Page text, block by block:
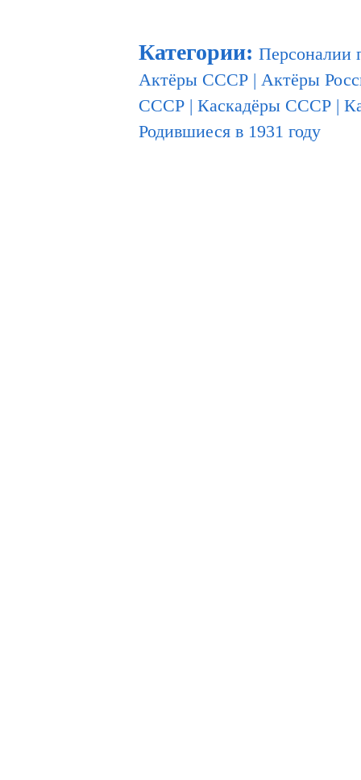
Категории: Персоналии
Актёры СССР | Актёры
СССР | Каскадёры СССР |
Родившиеся в 1931 году